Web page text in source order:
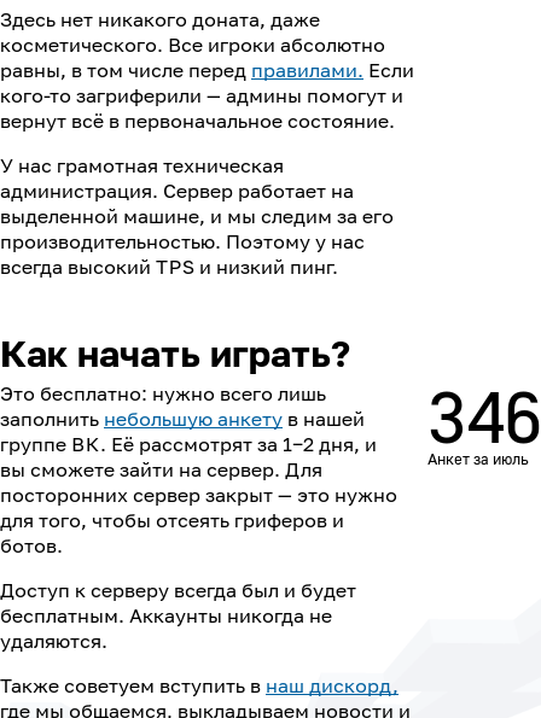
Здесь нет никакого доната, даже
косметического. Все игроки абсолютно
равны, в том числе перед правилами. Если
кого-то загриферили — админы помогут и
вернут всё в первоначальное состояние.
У нас грамотная техническая
администрация. Сервер работает на
выделенной машине, и мы следим за его
производительностью. Поэтому у нас
всегда высокий TPS и низкий пинг.
Как начать играть?
Это бесплатно: нужно всего лишь
заполнить небольшую анкету в нашей
группе ВК. Её рассмотрят за 1‒2 дня, и
вы сможете зайти на сервер. Для
посторонних сервер закрыт — это нужно
для того, чтобы отсеять гриферов и
ботов.
346
Анкет за июль
Доступ к серверу всегда был и будет
бесплатным. Аккаунты никогда не
удаляются.
Также советуем вступить в наш дискорд,
где мы общаемся, выкладываем новости и